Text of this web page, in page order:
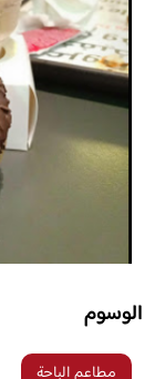
الوسوم
مطاعم الباحة